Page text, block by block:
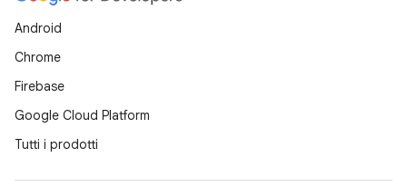
Android
Chrome
Firebase
Google Cloud Platform
Tutti i prodotti